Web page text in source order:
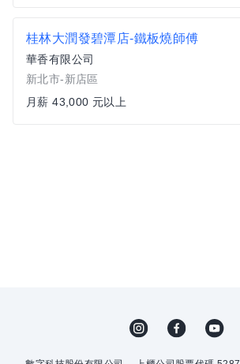
桂林大潤發碧潭店-鐵板燒師傅
華香有限公司
新北市-新店區
月薪 43,000 元以上